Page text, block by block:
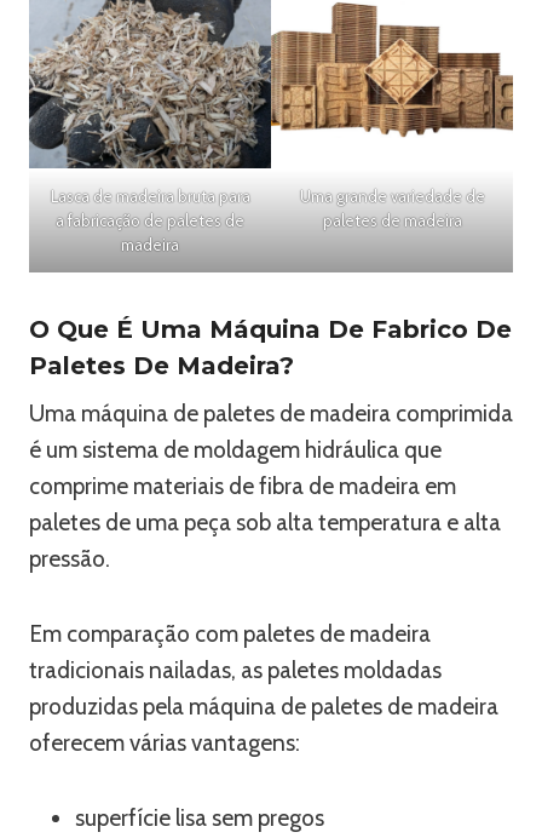
Lasca de madeira bruta para
a fabricação de paletes de
madeira
Uma grande variedade de
paletes de madeira
O Que É Uma Máquina De Fabrico De
Paletes De Madeira?
Uma máquina de paletes de madeira comprimida
é um sistema de moldagem hidráulica que
comprime materiais de fibra de madeira em
paletes de uma peça sob alta temperatura e alta
pressão.
Em comparação com paletes de madeira
tradicionais nailadas, as paletes moldadas
produzidas pela máquina de paletes de madeira
oferecem várias vantagens:
superfície lisa sem pregos